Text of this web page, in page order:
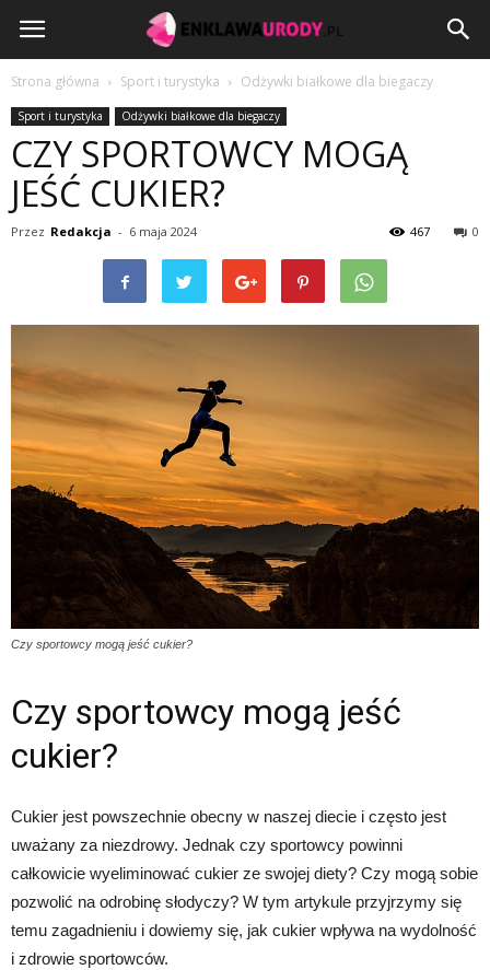
EnklawaUrody.pl
Strona główna Sport i turystyka Odżywki białkowe dla biegaczy
Sport i turystyka Odżywki białkowe dla biegaczy
CZY SPORTOWCY MOGĄ
JEŚĆ CUKIER?
Przez Redakcja - 6 maja 2024 0
467
Czy sportowcy mogą jeść cukier?
Czy sportowcy mogą jeść
cukier?
Cukier jest powszechnie obecny w naszej diecie i często jest
uważany za niezdrowy. Jednak czy sportowcy powinni
całkowicie wyeliminować cukier ze swojej diety? Czy mogą sobie
pozwolić na odrobinę słodyczy? W tym artykule przyjrzymy się
temu zagadnieniu i dowiemy się, jak cukier wpływa na wydolność
i zdrowie sportowców.